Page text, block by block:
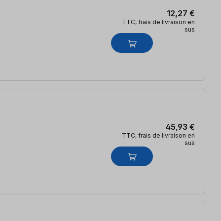
12,27 €
TTC, frais de livraison en
sus
45,93 €
TTC, frais de livraison en
sus